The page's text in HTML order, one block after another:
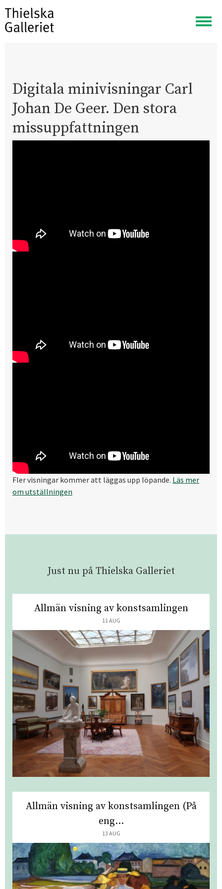
Visa
meny
Digitala minivisningar Carl
Johan De Geer. Den stora
missuppfattningen
Fler visningar kommer att läggas upp löpande. Läs mer
om utställningen
Just nu på Thielska Galleriet
Allmän visning av konstsamlingen
11 AUG
Allmän visning av konstsamlingen (På
eng...
13 AUG